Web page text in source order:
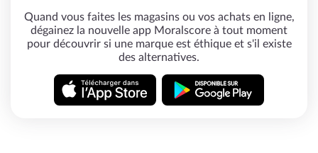
Quand vous faites les magasins ou vos achats en ligne,
dégainez la nouvelle app Moralscore à tout moment
pour découvrir si une marque est éthique et s'il existe
des alternatives.